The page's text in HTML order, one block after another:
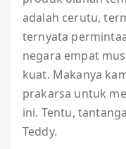
adalah cerutu,
ternyata
negara empat
kuat. Makanya
prakarsa untuk
ini. Tentu,
Teddy.